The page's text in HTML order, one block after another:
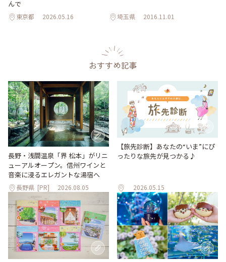
んで
東京都 2026.05.16 埼玉県 2016.11.01
おすすめ記事
長野・浅間温泉「界 松本」がリニ
ューアルオープン。信州ワインと
音楽に浸るエレガントな湯宿へ
長野県 [PR] 2026.08.05
【旅先診断】あなたの“いま”にぴ
ったりな旅先が見つかる♪
2026.05.15